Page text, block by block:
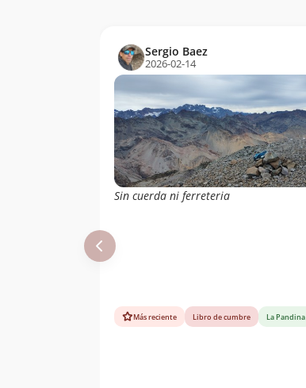
Sergio Baez
2026-02-14
Sin cuerda ni ferreteria
Más reciente Libro de cumbre La Pandina